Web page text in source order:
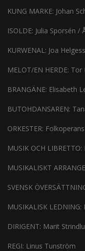
KUNG MARKE: Johan
ISOLDE: Julia Sporsén /
KURWENAL: Joa
MELOT/EN HERDE: Tor
BRANGÄNE: Elisabeth
BUTOHDANSAREN:
ORKESTER:
MUSIK OCH
MUSIKALISKT
SVENSK
MUSIKALISK
DIRIGENT: Marit
REGI: Linus Tunström